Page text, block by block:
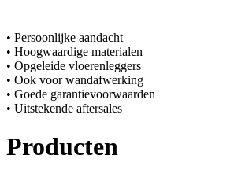
• Persoonlijke aandacht
• Hoogwaardige materialen
• Opgeleide vloerenleggers
• Ook voor wandafwerking
• Goede garantievoorwaarden
• Uitstekende aftersales
Producten